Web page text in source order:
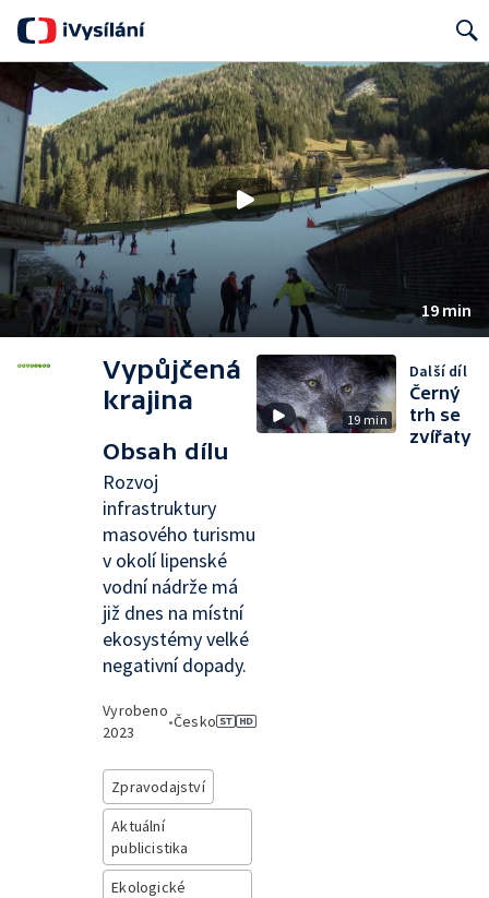
Search
19 min
Vypůjčená
krajina
Obsah dílu
Rozvoj
infrastruktury
masového turismu
v okolí lipenské
vodní nádrže má
již dnes na místní
ekosystémy velké
negativní dopady.
Vyrobeno
2023
•Česko
Zpravodajství
Aktuální
publicistika
Ekologické
19 min
Další díl
Černý
trh se
zvířaty